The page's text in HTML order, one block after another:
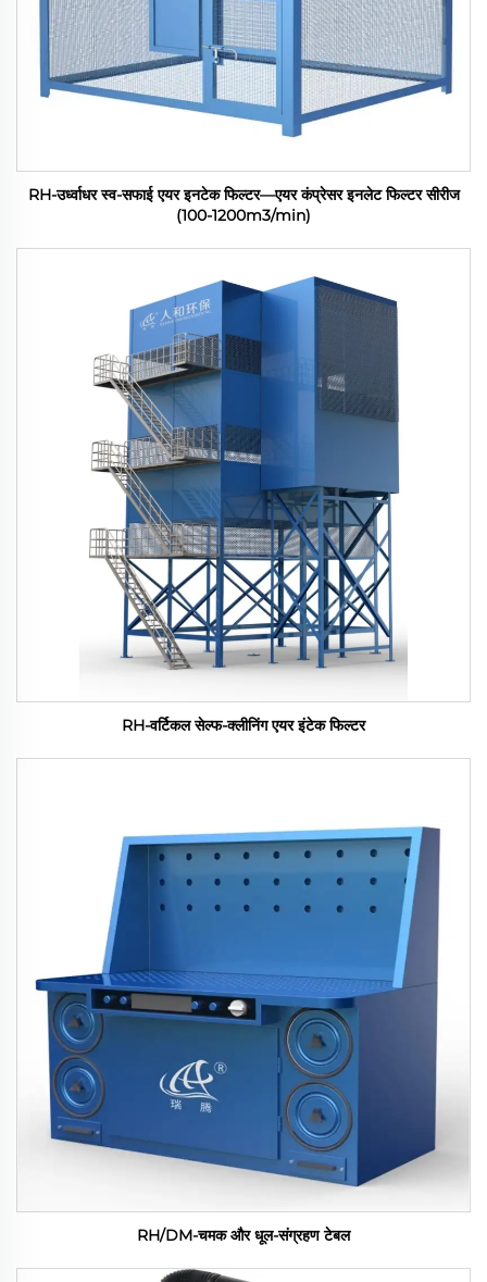
RH-उर्ध्वाधर स्व-सफाई एयर इनटेक फिल्टर—एयर कंप्रेसर इनलेट फिल्टर सीरीज
(100-1200m3/min)
RH-वर्टिकल सेल्फ-क्लीनिंग एयर इंटेक फिल्टर
RH/DM-चमक और धूल-संग्रहण टेबल